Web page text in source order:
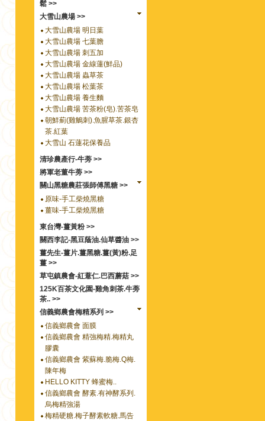
鬆 >>
大雪山農場 >>
大雪山農場 明日葉
大雪山農場 七葉膽
大雪山農場 刺五加
大雪山農場 金線蓮(鮮品)
大雪山農場 蟲草茶
大雪山農場 松葉茶
大雪山農場 養生麵
大雪山農場 苦茶粉(皂).苦茶皂
朝鮮薊(雞鵤刺).魚腥草茶.銀杏
茶.紅葉
大雪山 石蓮花保養品
清珍農產行-牛蒡 >>
將軍老董牛蒡 >>
關山黑糖農莊張師傅黑糖 >>
原味-手工柴燒黑糖
薑味-手工柴燒黑糖
東台灣-薑黃粉 >>
關西李記-黑豆蔭油.仙草醬油 >>
薑先生-薑片.薑黑糖.薑(黃)粉.足
薑 >>
草屯鎮農會-紅薏仁.巴西蘑菇 >>
125K百茶文化園-雞角刺茶.牛蒡
茶.. >>
信義鄉農會梅精系列 >>
信義鄉農會 面膜
信義鄉農會 精強梅精.梅精丸
膠囊
信義鄉農會 紫蘇梅.脆梅.Q梅.
陳年梅
HELLO KITTY 蜂蜜梅..
信義鄉農會 酵素.有神酵系列.
烏梅精強湯
梅精硬糖.梅子酵素軟糖.馬告